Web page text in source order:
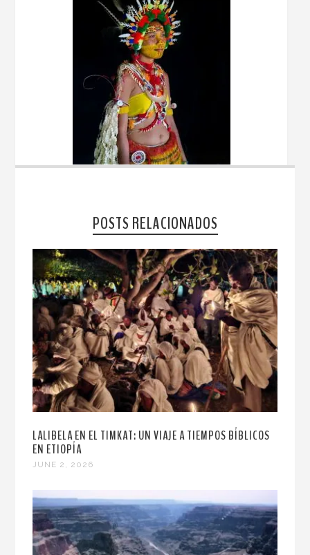
POSTS RELACIONADOS
LALIBELA EN EL TIMKAT: UN VIAJE A TIEMPOS BÍBLICOS
EN ETIOPÍA
JUNE 2, 2026